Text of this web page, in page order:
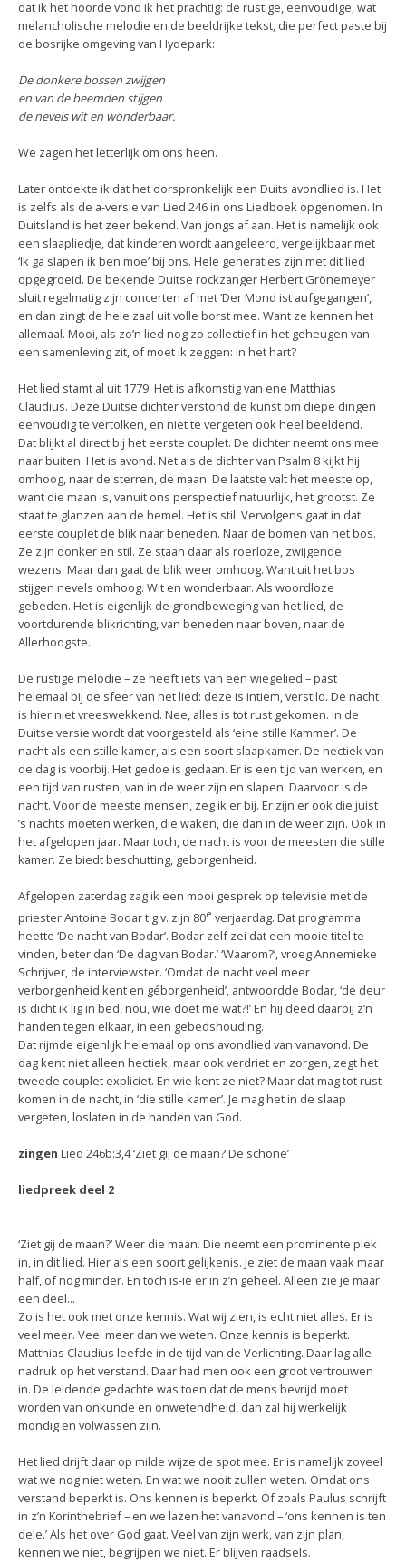
dat ik het hoorde vond ik het prachtig: de rustige, eenvoudige, wat
melancholische melodie en de beeldrijke tekst, die perfect paste bij
de bosrijke omgeving van Hydepark:
De donkere bossen zwijgen
en van de beemden stijgen
de nevels wit en wonderbaar.
We zagen het letterlijk om ons heen.
Later ontdekte ik dat het oorspronkelijk een Duits avondlied is. Het
is zelfs als de a-versie van Lied 246 in ons Liedboek opgenomen. In
Duitsland is het zeer bekend. Van jongs af aan. Het is namelijk ook
een slaapliedje, dat kinderen wordt aangeleerd, vergelijkbaar met
‘Ik ga slapen ik ben moe’ bij ons. Hele generaties zijn met dit lied
opgegroeid. De bekende Duitse rockzanger Herbert Grönemeyer
sluit regelmatig zijn concerten af met ‘Der Mond ist aufgegangen’,
en dan zingt de hele zaal uit volle borst mee. Want ze kennen het
allemaal. Mooi, als zo’n lied nog zo collectief in het geheugen van
een samenleving zit, of moet ik zeggen: in het hart?
Het lied stamt al uit 1779. Het is afkomstig van ene Matthias
Claudius. Deze Duitse dichter verstond de kunst om diepe dingen
eenvoudig te vertolken, en niet te vergeten ook heel beeldend.
Dat blijkt al direct bij het eerste couplet. De dichter neemt ons mee
naar buiten. Het is avond. Net als de dichter van Psalm 8 kijkt hij
omhoog, naar de sterren, de maan. De laatste valt het meeste op,
want die maan is, vanuit ons perspectief natuurlijk, het grootst. Ze
staat te glanzen aan de hemel. Het is stil. Vervolgens gaat in dat
eerste couplet de blik naar beneden. Naar de bomen van het bos.
Ze zijn donker en stil. Ze staan daar als roerloze, zwijgende
wezens. Maar dan gaat de blik weer omhoog. Want uit het bos
stijgen nevels omhoog. Wit en wonderbaar. Als woordloze
gebeden. Het is eigenlijk de grondbeweging van het lied, de
voortdurende blikrichting, van beneden naar boven, naar de
Allerhoogste.
De rustige melodie – ze heeft iets van een wiegelied – past
helemaal bij de sfeer van het lied: deze is intiem, verstild. De nacht
is hier niet vreeswekkend. Nee, alles is tot rust gekomen. In de
Duitse versie wordt dat voorgesteld als ‘eine stille Kammer’. De
nacht als een stille kamer, als een soort slaapkamer. De hectiek van
de dag is voorbij. Het gedoe is gedaan. Er is een tijd van werken, en
een tijd van rusten, van in de weer zijn en slapen. Daarvoor is de
nacht. Voor de meeste mensen, zeg ik er bij. Er zijn er ook die juist
’s nachts moeten werken, die waken, die dan in de weer zijn. Ook in
het afgelopen jaar. Maar toch, de nacht is voor de meesten die stille
kamer. Ze biedt beschutting, geborgenheid.
Afgelopen zaterdag zag ik een mooi gesprek op televisie met de
priester Antoine Bodar t.g.v. zijn 80e verjaardag. Dat programma
heette ‘De nacht van Bodar’. Bodar zelf zei dat een mooie titel te
vinden, beter dan ‘De dag van Bodar.’ ‘Waarom?’, vroeg Annemieke
Schrijver, de interviewster. ‘Omdat de nacht veel meer
verborgenheid kent en géborgenheid’, antwoordde Bodar, ‘de deur
is dicht ik lig in bed, nou, wie doet me wat?!’ En hij deed daarbij z’n
handen tegen elkaar, in een gebedshouding.
Dat rijmde eigenlijk helemaal op ons avondlied van vanavond. De
dag kent niet alleen hectiek, maar ook verdriet en zorgen, zegt het
tweede couplet expliciet. En wie kent ze niet? Maar dat mag tot rust
komen in de nacht, in ‘die stille kamer’. Je mag het in de slaap
vergeten, loslaten in de handen van God.
zingen Lied 246b:3,4 ‘Ziet gij de maan? De schone’
liedpreek deel 2
‘Ziet gij de maan?’ Weer die maan. Die neemt een prominente plek
in, in dit lied. Hier als een soort gelijkenis. Je ziet de maan vaak maar
half, of nog minder. En toch is-ie er in z’n geheel. Alleen zie je maar
een deel...
Zo is het ook met onze kennis. Wat wij zien, is echt niet alles. Er is
veel meer. Veel meer dan we weten. Onze kennis is beperkt.
Matthias Claudius leefde in de tijd van de Verlichting. Daar lag alle
nadruk op het verstand. Daar had men ook een groot vertrouwen
in. De leidende gedachte was toen dat de mens bevrijd moet
worden van onkunde en onwetendheid, dan zal hij werkelijk
mondig en volwassen zijn.
Het lied drijft daar op milde wijze de spot mee. Er is namelijk zoveel
wat we nog niet weten. En wat we nooit zullen weten. Omdat ons
verstand beperkt is. Ons kennen is beperkt. Of zoals Paulus schrijft
in z’n Korinthebrief – en we lazen het vanavond – ‘ons kennen is ten
dele.’ Als het over God gaat. Veel van zijn werk, van zijn plan,
kennen we niet, begrijpen we niet. Er blijven raadsels.